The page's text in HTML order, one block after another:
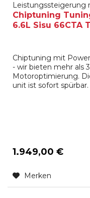
Leistungssteigerung
Chiptuning
6.6L Sisu 66CTA
Chiptuning mit
- wir bieten mehr als
Motoroptimierung.
unit ist sofort spürbar.
1.949,00 €
Merken